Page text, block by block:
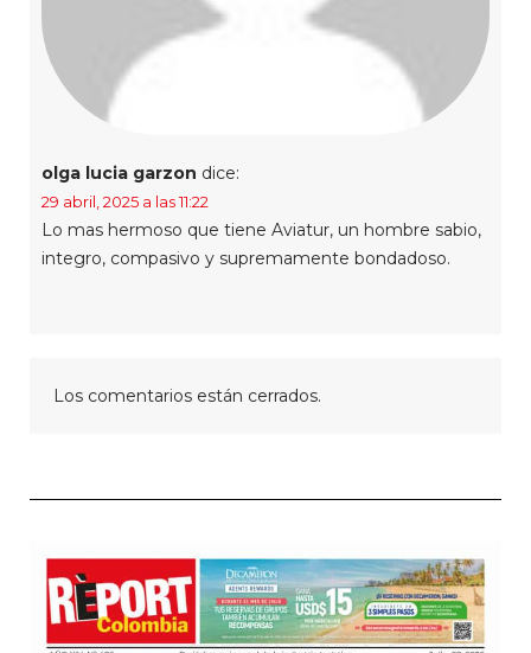
olga lucia garzon dice:
29 abril, 2025 a las 11:22
Lo mas hermoso que tiene Aviatur, un hombre sabio,
integro, compasivo y supremamente bondadoso.
Los comentarios están cerrados.